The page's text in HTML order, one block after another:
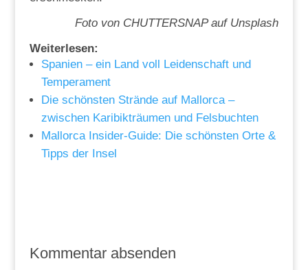
Foto von CHUTTERSNAP auf Unsplash
Weiterlesen:
Spanien – ein Land voll Leidenschaft und
Temperament
Die schönsten Strände auf Mallorca –
zwischen Karibikträumen und Felsbuchten
Mallorca Insider-Guide: Die schönsten Orte &
Tipps der Insel
Kommentar absenden